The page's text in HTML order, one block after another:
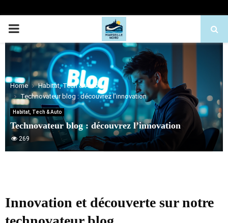
PRIMARY
MENU
Home
Habitat, Tech & Auto
Technovateur blog : découvrez l’innovation
Habitat, Tech & Auto
Technovateur blog : découvrez l’innovation
269
Innovation et découverte sur notre